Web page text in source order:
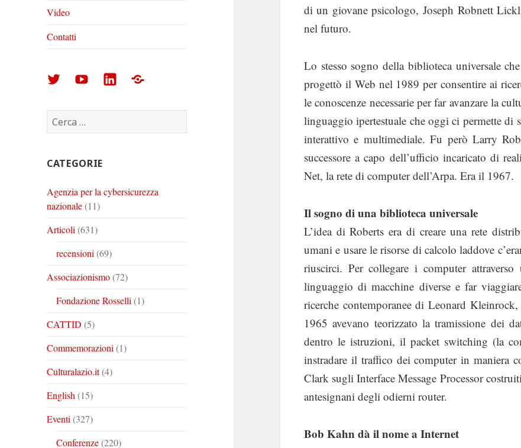
Video
Contatti
Arturo
Corinto
su
Arturo
Corinto
su
Arturo
su
Foto
Ricerca
per:
CATEGORIE
Agenzia per la cybersicurezza
nazionale(11)
Articoli (631)
recensioni (69)
Associazionismo(72)
Fondazione Rosselli (1)
CATTID (5)
Commemorazioni (1)
Culturalazio.it(4)
English (15)
Eventi (327)
Conferenze(220)
di un giovane psicologo, Joseph Robnett
nel futuro.
Lo stesso sogno della biblioteca universale
progettò il Web nel 1989 per consentire ai
le conoscenze necessarie per far avanzare la
linguaggio ipertestuale che oggi ci permette di
interattivo e multimediale. Fu però Larry
successore a capo dell’ufficio incaricato di
Net, la rete di computer dell’Arpa. Era il 1967.
Il sogno di una biblioteca universale
L’idea di Roberts era di creare una rete
umani e usare le risorse di calcolo laddove
riuscirci. Per collegare i computer
linguaggio di macchine diverse e far
ricerche contemporanee di Leonard
1965 avevano teorizzato la tramissione dei
dentro le istruzioni, il packet switching (la
instradare il traffico dei computer in maniera
Clark sugli Interface Message Processor
antesignani degli odierni router.
Bob Kahn dà il nome a Internet